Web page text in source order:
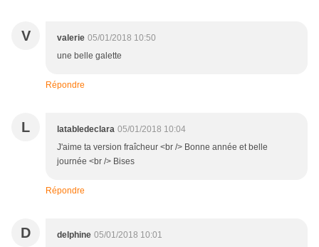
V valerie 05/01/2018 10:50
une belle galette
Répondre
L latabledeclara 05/01/2018 10:04
J'aime ta version fraîcheur <br /> Bonne année et belle
journée <br /> Bises
Répondre
D delphine 05/01/2018 10:01